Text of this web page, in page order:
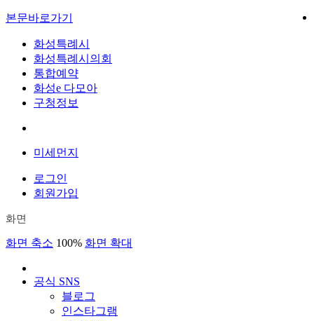
본문바로가기
화성특례시
화성특례시의회
통합예약
화성e 다모아
구청정보
미세먼지
로그인
회원가입
화면
화면 축소 100% 화면 확대
공식 SNS
블로그
인스타그램